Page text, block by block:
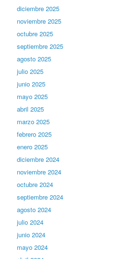
diciembre 2025
noviembre 2025
octubre 2025
septiembre 2025
agosto 2025
julio 2025
junio 2025
mayo 2025
abril 2025
marzo 2025
febrero 2025
enero 2025
diciembre 2024
noviembre 2024
octubre 2024
septiembre 2024
agosto 2024
julio 2024
junio 2024
mayo 2024